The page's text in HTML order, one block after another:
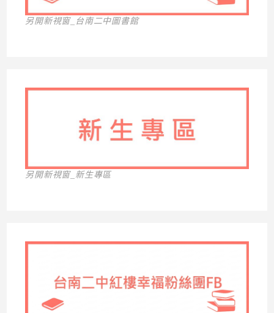
另開新視窗_台南二中圖書館
另開新視窗_新生專區